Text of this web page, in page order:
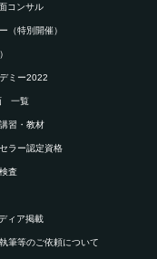
コンサル
（特別開催）
ミー2022
一覧
習・教材
セラー認定資格
査
ィア掲載
筆等のご依頼について